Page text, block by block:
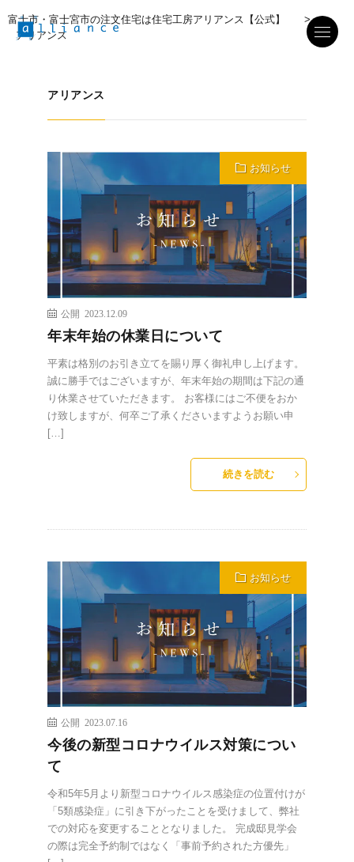
富士市・富士宮市の注文住宅は住宅工房アリアンス【公式】
>
アリアンス
アリアンス
お知らせ
公開 2023.12.09
年末年始の休業日について
平素は格別のお引き立てを賜り厚く御礼申し上げます。
誠に勝手ではございますが、年末年始の期間は下記の通
り休業させていただきます。 お客様にはご不便をおか
け致しますが、何卒ご了承くださいますようお願い申
[…]
続きを読む
お知らせ
公開 2023.07.16
今後の新型コロナウイルス対策につい
て
令和5年5月より新型コロナウイルス感染症の位置付けが
「5類感染症」に引き下がったことを受けまして、弊社
での対応を変更することとなりました。 完成邸見学会
の際は完全予約制ではなく「事前予約された方優先」